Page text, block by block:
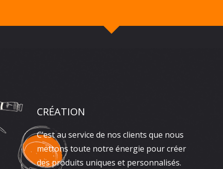
CRÉATION
C’est au service de nos clients que nous
mettons toute notre énergie pour créer
des produits uniques et personnalisés.